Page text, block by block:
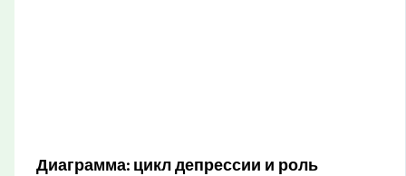
Диаграмма: цикл депрессии и роль